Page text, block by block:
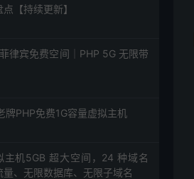
【持续更新】
律宾免费空间｜PHP 5G 无限带
PHP免费1G容量虚拟主机
主机5GB 超大空间，24 种域名
、无限数据库、无限子域名